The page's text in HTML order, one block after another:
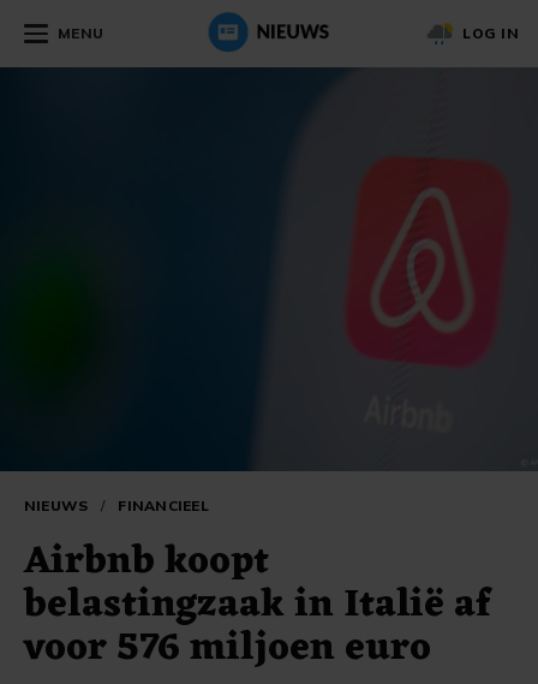
MENU LOG IN
NIEUWS / FINANCIEEL
Airbnb koopt
belastingzaak in Italië af
voor 576 miljoen euro